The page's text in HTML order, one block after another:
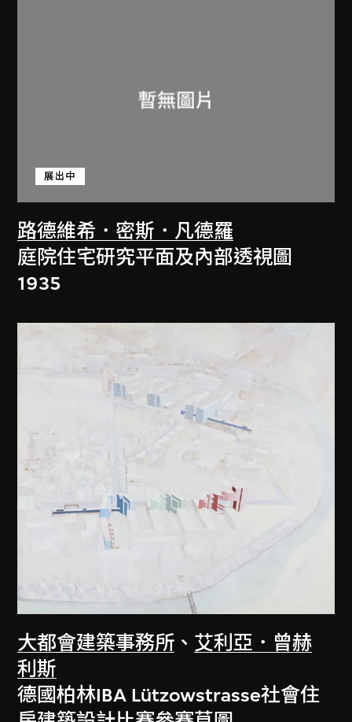
路德維希．密斯．凡德羅
展出中
庭院住宅研究平面及內部透視圖
1935
大都會建築事務所 、 艾利亞．曾赫
利斯
德國柏林IBA Lützowstrasse社會住